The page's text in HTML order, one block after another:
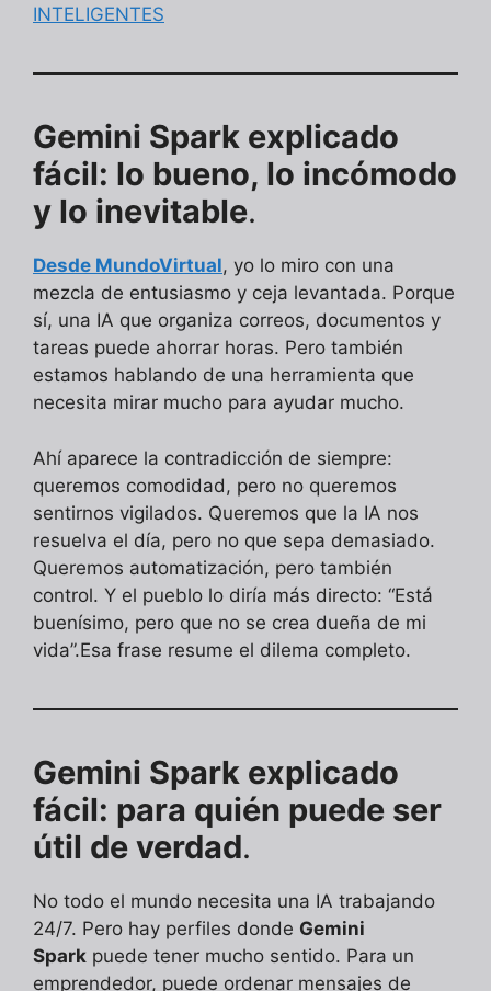
INTELIGENTES
Gemini Spark explicado
fácil: lo bueno, lo incómodo
y lo inevitable.
Desde MundoVirtual, yo lo miro con una
mezcla de entusiasmo y ceja levantada. Porque
sí, una IA que organiza correos, documentos y
tareas puede ahorrar horas. Pero también
estamos hablando de una herramienta que
necesita mirar mucho para ayudar mucho.
Ahí aparece la contradicción de siempre:
queremos comodidad, pero no queremos
sentirnos vigilados. Queremos que la IA nos
resuelva el día, pero no que sepa demasiado.
Queremos automatización, pero también
control. Y el pueblo lo diría más directo: “Está
buenísimo, pero que no se crea dueña de mi
vida”.Esa frase resume el dilema completo.
Gemini Spark explicado
fácil: para quién puede ser
útil de verdad.
No todo el mundo necesita una IA trabajando
24/7. Pero hay perfiles donde Gemini
Spark puede tener mucho sentido. Para un
emprendedor, puede ordenar mensajes de